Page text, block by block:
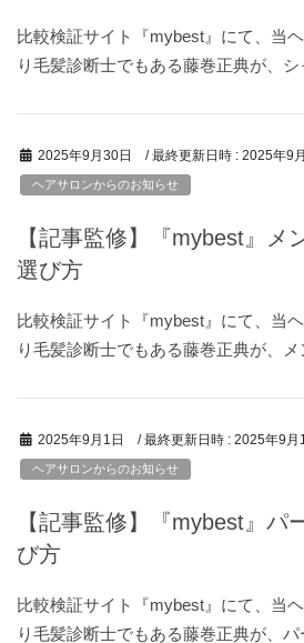
比較検証サイト『mybest』にて、当
り毛髪診断士でもある藤巻正典が、
2025年9月30日 / 最終更新日時 : 2025年9
ヘアサロンからのお知らせ
【記事監修】『mybest』メ
選び方
比較検証サイト『mybest』にて、当
り毛髪診断士でもある藤巻正典が、
2025年9月1日 / 最終更新日時 : 2025年9月
ヘアサロンからのお知らせ
【記事監修】『mybest』パ
び方
比較検証サイト『mybest』にて、当
り毛髪診断士でもある藤巻正典が、